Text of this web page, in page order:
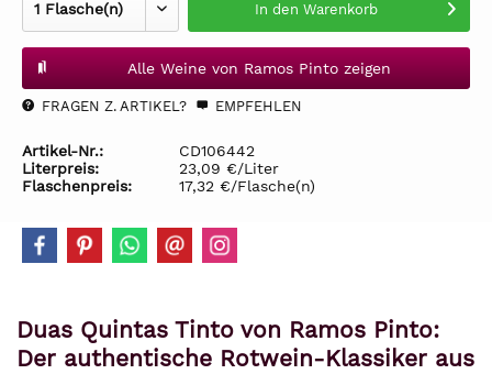
In den Warenkorb
Alle Weine von Ramos Pinto zeigen
FRAGEN Z. ARTIKEL? EMPFEHLEN
Artikel-Nr.:
CD106442
Literpreis:
23,09 €/Liter
Flaschenpreis:
17,32 €/Flasche(n)
Duas Quintas Tinto von Ramos Pinto:
Der authentische Rotwein-Klassiker aus